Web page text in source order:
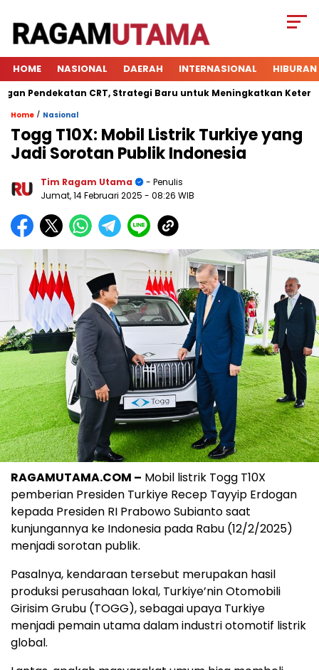
HOME NASIONAL DAERAH INTERNASIONAL HIBURAN
Pendekatan CRT, Strategi Baru untuk Meningkatkan
Home / Nasional
Togg T10X: Mobil Listrik Turkiye yang
Jadi Sorotan Publik Indonesia
Tim Ragam Utama
- Penulis
Jumat, 14 Februari 2025 - 08:26 WIB
RAGAMUTAMA.COM – Mobil listrik Togg T10X
pemberian Presiden Turkiye Recep Tayyip Erdogan
kepada Presiden RI Prabowo Subianto saat
kunjungannya ke Indonesia pada Rabu (12/2/2025)
menjadi sorotan publik.
Pasalnya, kendaraan tersebut merupakan hasil
produksi perusahaan lokal, Turkiye’nin Otomobili
Girisim Grubu (TOGG), sebagai upaya Turkiye
menjadi pemain utama dalam industri otomotif listrik
global.